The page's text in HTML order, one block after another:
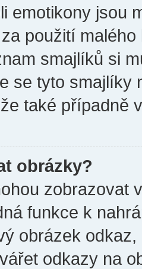
emotikony jsou
použití
smajlíků si
se tyto smajlíky
také případně
obrázky?
zobrazovat
funkce k
obrázek
odkazy na